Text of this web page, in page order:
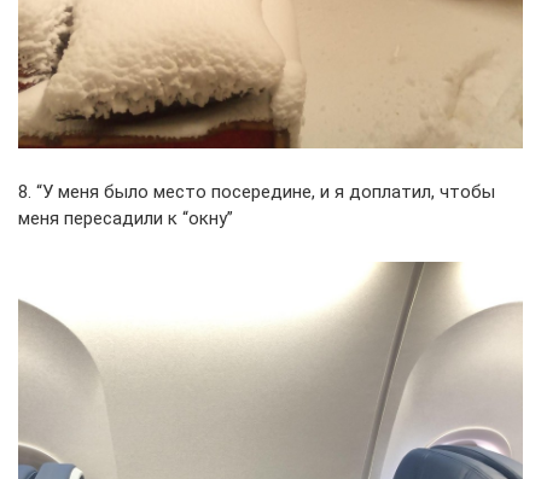
8. “У меня было место посередине, и я доплатил, чтобы
меня пересадили к “окну”